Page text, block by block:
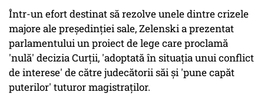
Într-un efort destinat să rezolve unele dintre crizele
majore ale preşedinţiei sale, Zelenski a prezentat
parlamentului un proiect de lege care proclamă
'nulă' decizia Curţii, 'adoptată în situaţia unui conflict
de interese' de către judecătorii săi şi 'pune capăt
puterilor' tuturor magistraţilor.